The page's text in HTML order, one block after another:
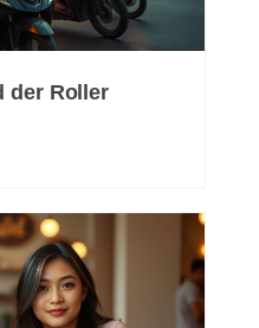
der Roller